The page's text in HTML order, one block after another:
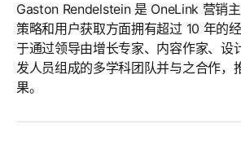
Gaston Rendelstein 是 OneLink 营销
策略和用户获取方面拥有超过 10 年的
于通过领导由增长专家、内容作家、设
发人员组成的多学科团队并与之合作，
果。